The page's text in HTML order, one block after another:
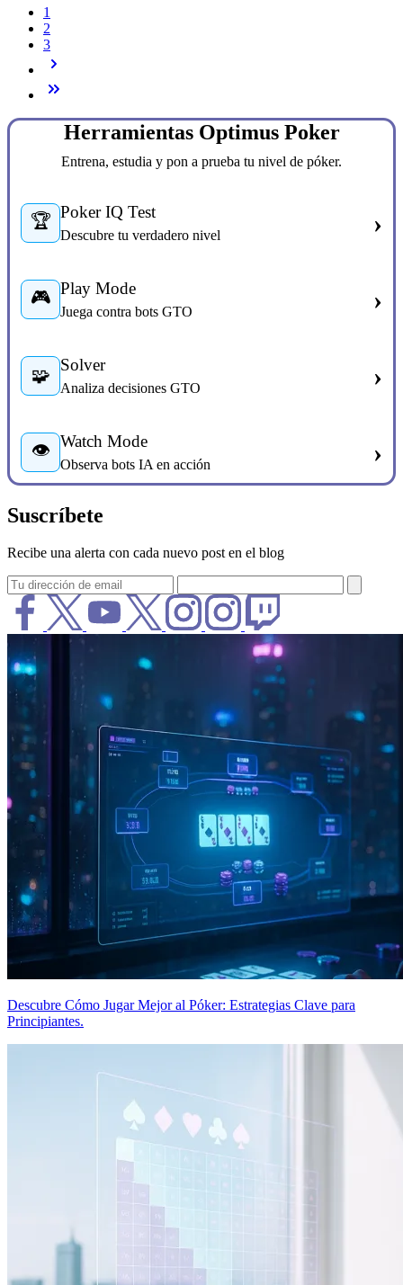
1
2
3
Herramientas Optimus Poker
Entrena, estudia y pon a prueba tu nivel de póker.
🏆 Poker IQ Test
Descubre tu verdadero nivel ›
🎮 Play Mode
Juega contra bots GTO ›
🧩
Solver
Analiza decisiones GTO ›
👁️ Watch Mode
Observa bots IA en acción ›
Suscríbete
Recibe una alerta con cada nuevo post en el blog
Descubre Cómo Jugar Mejor al Póker: Estrategias Clave para
Principiantes.